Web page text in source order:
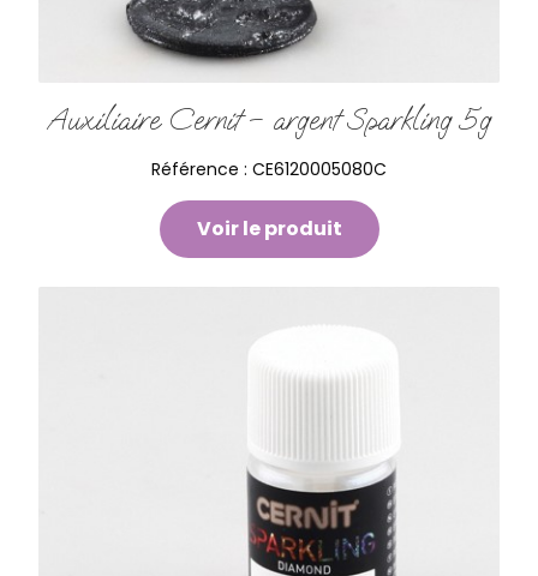
Auxiliaire Cernit – argent Sparkling 5g
Référence : CE6120005080C
Voir le produit